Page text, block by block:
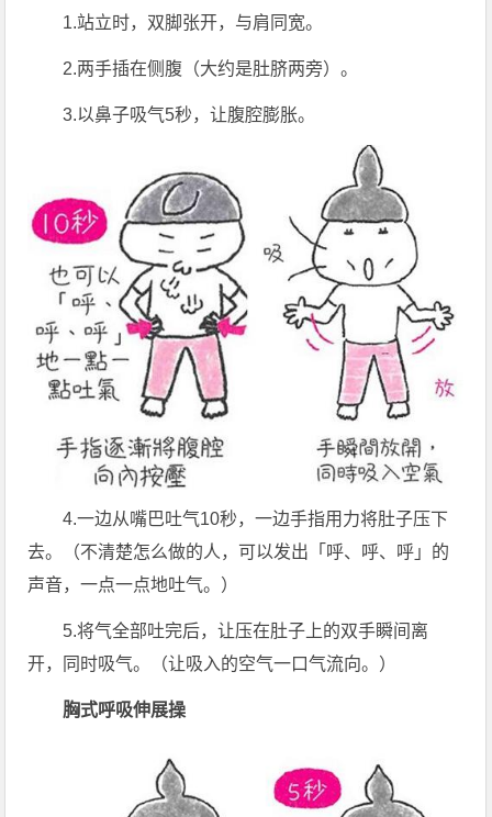
1.站立时，双脚张开，与肩同宽。
2.两手插在侧腹（大约是肚脐两旁）。
3.以鼻子吸气5秒，让腹腔膨胀。
4.一边从嘴巴吐气10秒，一边手指用力将肚子压下
去。（不清楚怎么做的人，可以发出「呼、呼、呼」的
声音，一点一点地吐气。）
5.将气全部吐完后，让压在肚子上的双手瞬间离
开，同时吸气。（让吸入的空气一口气流向。）
胸式呼吸伸展操